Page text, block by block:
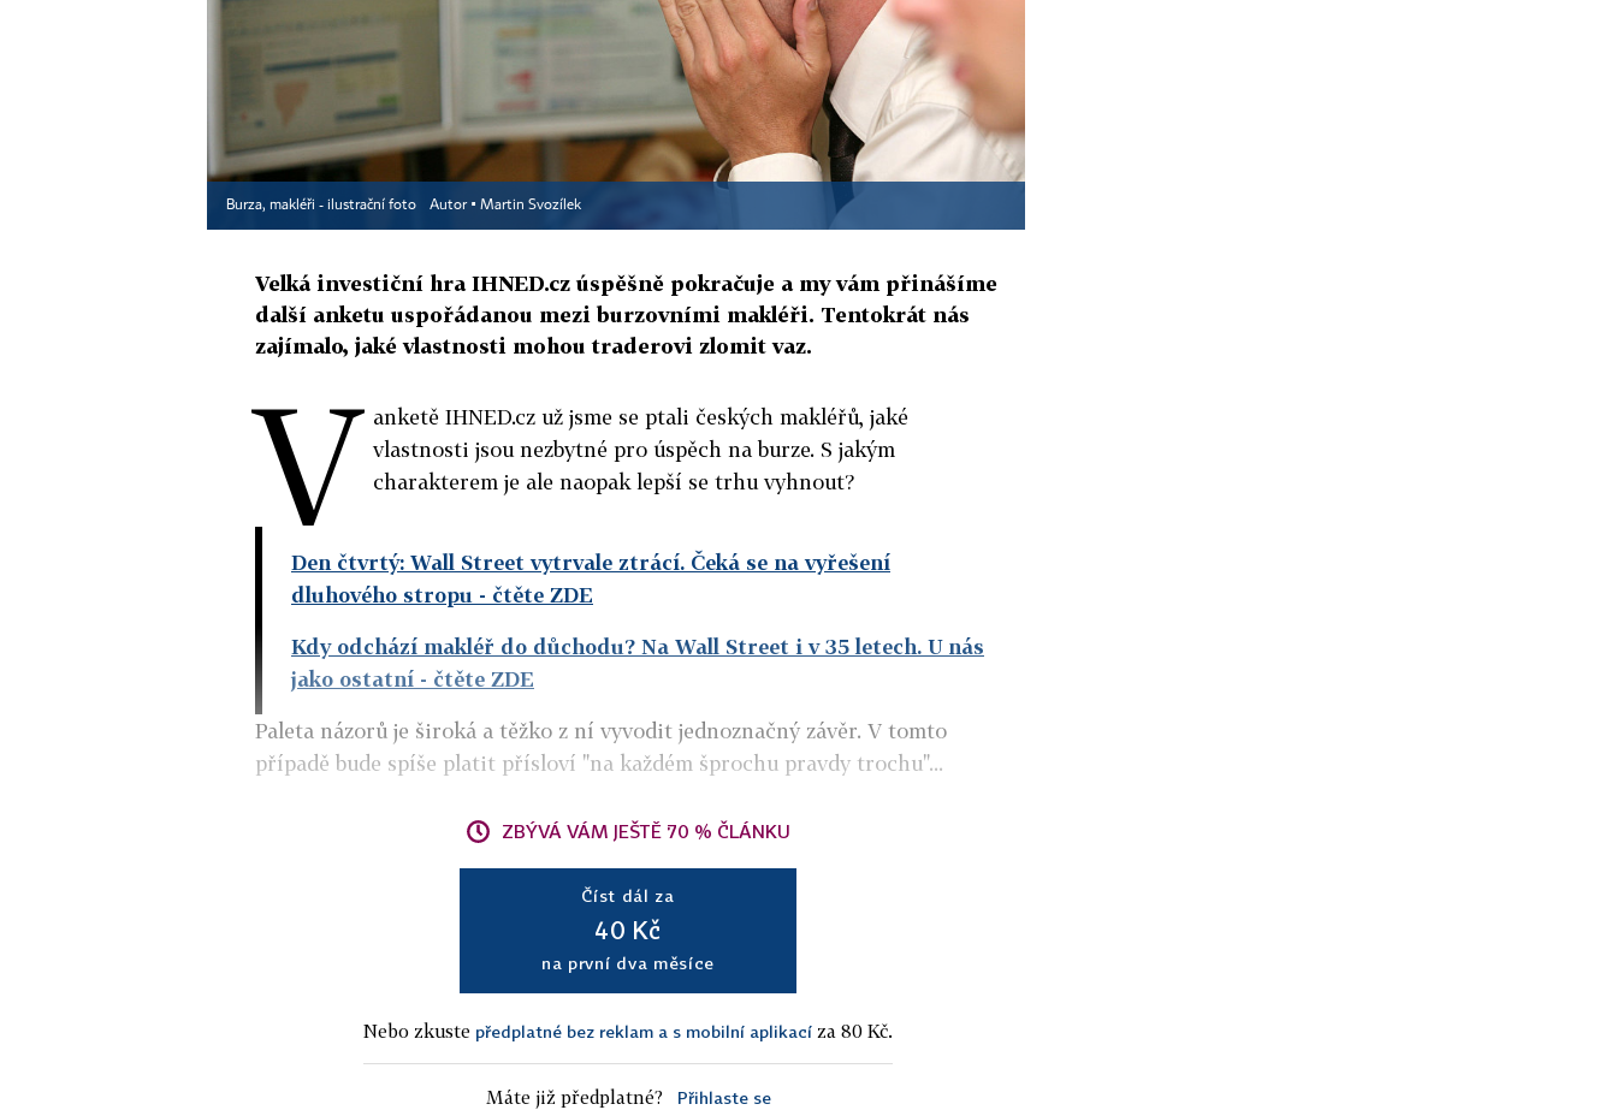
Burza, makléři - ilustrační foto Autor ▪ Martin Svozílek
Velká investiční hra IHNED.cz úspěšně pokračuje a my vám přinášíme
další anketu uspořádanou mezi burzovními makléři. Tentokrát nás
zajímalo, jaké vlastnosti mohou traderovi zlomit vaz.
V anketě IHNED.cz už jsme se ptali českých makléřů, jaké
vlastnosti jsou nezbytné pro úspěch na burze. S jakým
charakterem je ale naopak lepší se trhu vyhnout?
Den čtvrtý: Wall Street vytrvale ztrácí. Čeká se na vyřešení
dluhového stropu - čtěte ZDE
Kdy odchází makléř do důchodu? Na Wall Street i v 35 letech. U nás
jako ostatní - čtěte ZDE
Paleta názorů je široká a těžko z ní vyvodit jednoznačný závěr. V tomto
případě bude spíše platit přísloví "na každém šprochu pravdy trochu"...
ZBÝVÁ VÁM JEŠTĚ 70 % ČLÁNKU
Číst dál za
40 Kč
na první dva měsíce
Nebo zkuste předplatné bez reklam a s mobilní aplikací za 80 Kč.
Máte již předplatné? Přihlaste se